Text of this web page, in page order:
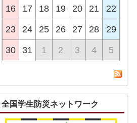
16 17 18 19 20 21 22
23 24 25 26 27 28 29
30 31 1 2 3 4 5
全国学生防災ネットワーク